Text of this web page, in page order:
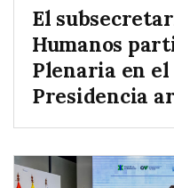
El
Humanos
Plenaria en el
Presidencia